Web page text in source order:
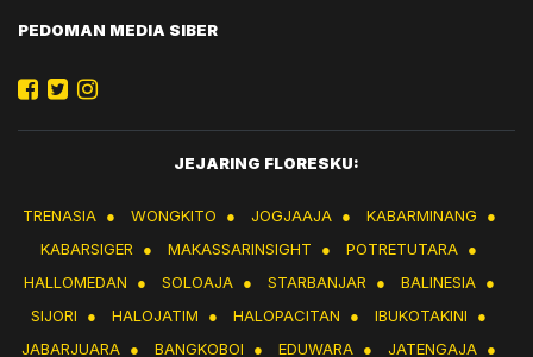
PEDOMAN MEDIA SIBER
JEJARING FLORESKU:
TRENASIA ● WONGKITO ● JOGJAAJA ● KABARMINANG
●
KABARSIGER ● MAKASSARINSIGHT ● POTRETUTARA ●
HALLOMEDAN
● SOLOAJA ● STARBANJAR ● BALINESIA ●
SIJORI
● HALOJATIM ● HALOPACITAN ● IBUKOTAKINI
●
JABARJUARA ● BANGKOBOI ● EDUWARA ● JATENGAJA ●